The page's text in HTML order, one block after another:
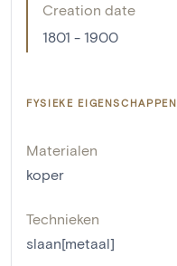
Creation date
1801 - 1900
FYSIEKE EIGENSCHAPPEN
Materialen
koper
Technieken
slaan[metaal]